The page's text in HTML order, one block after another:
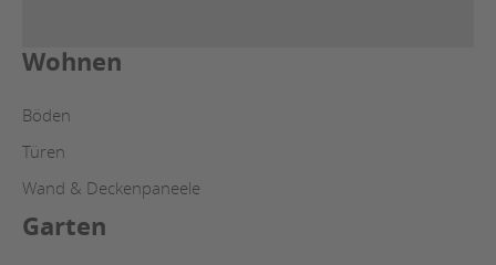
Wohnen
Böden
Türen
Wand & Deckenpaneele
Garten